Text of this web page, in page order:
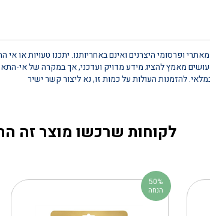
ופרסומי היצרנים ואינם באחריותנו. יתכנו טעויות
מאמץ להציג מידע מדויק ועדכני, אך במקרה של אי-
לקוחות שרכשו מוצר זה
50%
הנחה